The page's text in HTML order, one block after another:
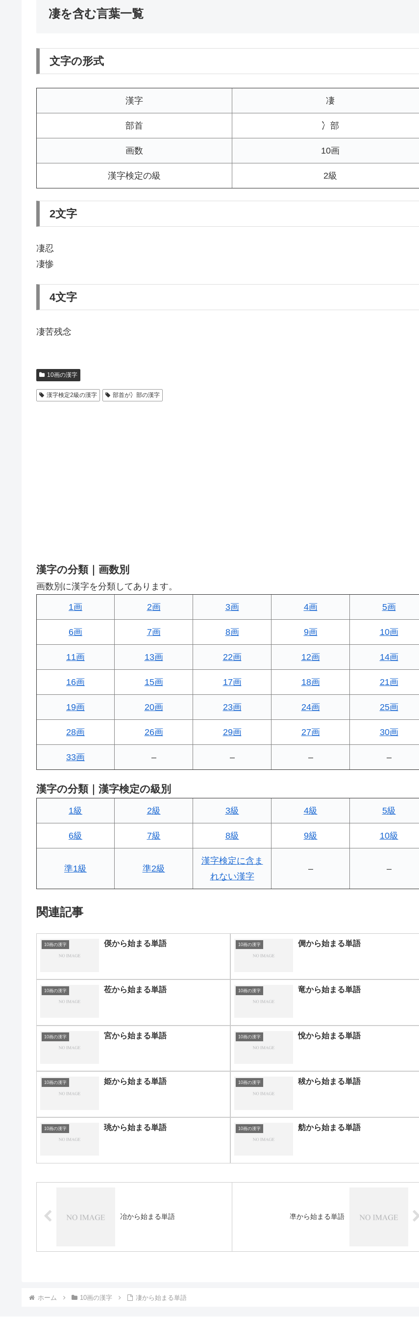
凄を含む言葉一覧
文字の形式
漢字 凄
部首 冫部
画数 10画
漢字検定の級 2級
2文字
凄忍
凄惨
4文字
凄苦残念
10画の漢字
漢字検定2級の漢字 部首が冫部の漢字
漢字の分類｜画数別
画数別に漢字を分類してあります。
1画 2画 3画 4画 5画
6画 7画 8画 9画 10画
11画 13画 22画 12画 14画
16画 15画 17画 18画 21画
19画 20画 23画 24画 25画
28画 26画 29画 27画 30画
33画 – – – –
漢字の分類｜漢字検定の級別
1級 2級 3級 4級 5級
6級 7級 8級 9級 10級
準1級 準2級
漢字検定に含ま
れない漢字
– –
関連記事
10画の漢字 偀から始まる単語 10画の漢字 倜から始まる単語
10画の漢字 莅から始まる単語 10画の漢字 竜から始まる単語
10画の漢字 宮から始まる単語 10画の漢字 悅から始まる単語
10画の漢字 姫から始まる単語 10画の漢字 秡から始まる単語
10画の漢字 珧から始まる単語 10画の漢字 舫から始まる単語
冶から始まる単語 凖から始まる単語
ホーム 10画の漢字 凄から始まる単語